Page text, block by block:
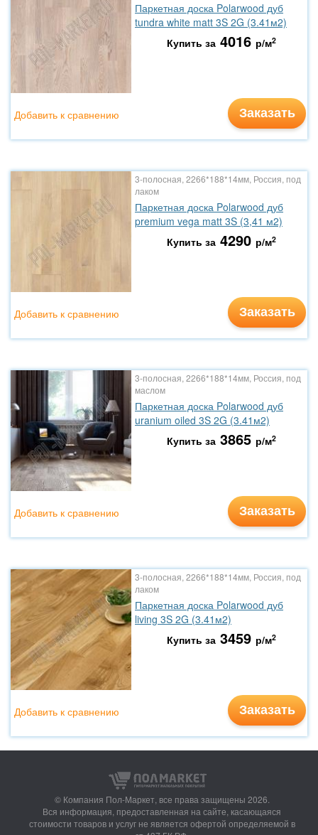
Паркетная доска Polarwood дуб
tundra white matt 3S 2G (3.41м2)
Купить за 4016 р/м2
Заказать
Добавить к сравнению
3-полосная, 2266*188*14мм, Россия, под
лаком
Паркетная доска Polarwood дуб
premium vega matt 3S (3,41 м2)
Купить за 4290 р/м2
Заказать
Добавить к сравнению
3-полосная, 2266*188*14мм, Россия, под
маслом
Паркетная доска Polarwood дуб
uranium oiled 3S 2G (3.41м2)
Купить за 3865 р/м2
Заказать
Добавить к сравнению
3-полосная, 2266*188*14мм, Россия, под
лаком
Паркетная доска Polarwood дуб
living 3S 2G (3.41м2)
Купить за 3459 р/м2
Заказать
Добавить к сравнению
© Компания Пол-Маркет, все права защищены 2026.
Вся информация, предоставленная на сайте, касающаяся
стоимости товаров и услуг не является офертой определяемой в